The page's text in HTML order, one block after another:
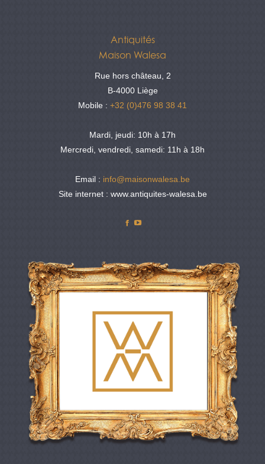
Antiquités
Maison Walesa
Rue hors château, 2
B-4000 Liège
Mobile : +32 (0)476 98 38 41
Mardi, jeudi: 10h à 17h
Mercredi, vendredi, samedi: 11h à 18h
Email : info@maisonwalesa.be
Site internet : www.antiquites-walesa.be
Facebook